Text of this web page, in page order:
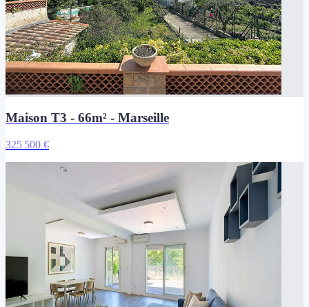
Maison T3 - 66m² - Marseille
325 500 €